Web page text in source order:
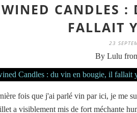
CANDLES
FALLAIT
23
By Lulu
fois que j'ai parlé vin par ici, je me
a visiblement mis de fort méchante